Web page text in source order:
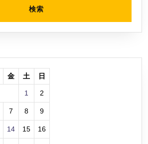
金 土 日
1 2
7 8 9
14 15 16